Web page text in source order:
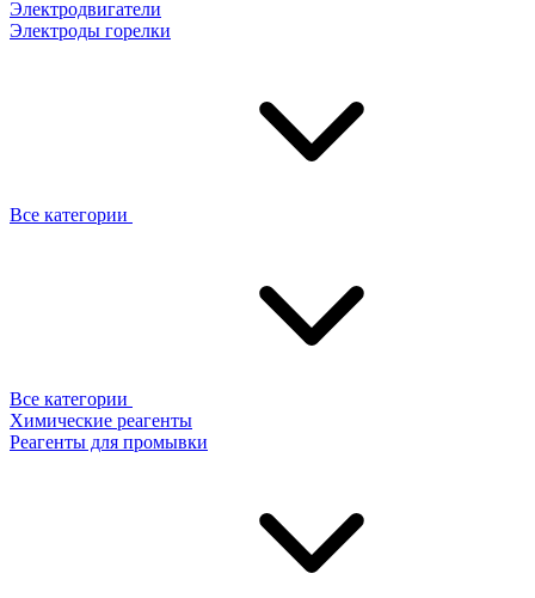
Электродвигатели
Электроды горелки
Все категории
Все категории
Химические реагенты
Реагенты для промывки